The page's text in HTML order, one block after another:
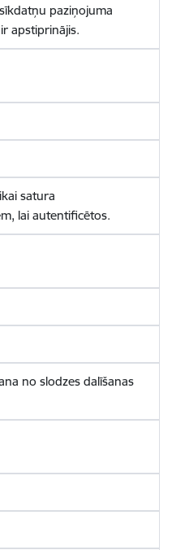
paziņojuma
apstiprinājis.
satura
lai autentificētos.
no slodzes dalīšanas